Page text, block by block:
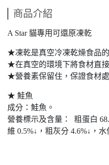
商品介紹
A Star 貓專用可還原凍乾
★凍乾是真空冷凍乾燥食品
★在真空的環境下將食材直
★營養素保留住，保證食材
★ 鮭魚
成分：鮭魚。
營養標示及含量： 粗蛋白
維 0.5%↓，粗灰分 4.6%↓，水